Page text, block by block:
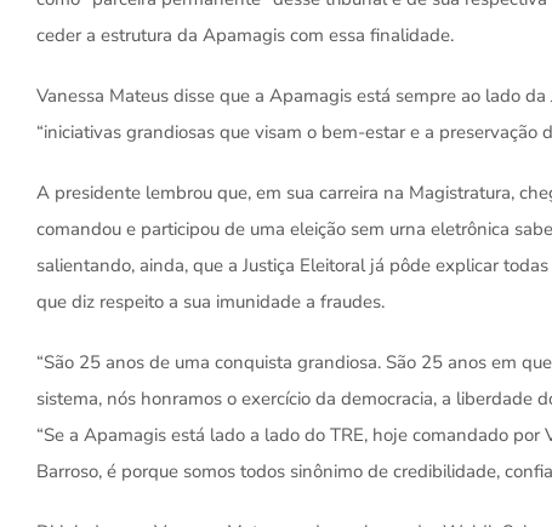
ceder a estrutura da Apamagis com essa finalidade.
Vanessa Mateus disse que a Apamagis está sempre ao lado
“iniciativas grandiosas que visam o bem-estar e a preservação
A presidente lembrou que, em sua carreira na Magistratura,
comandou e participou de uma eleição sem urna eletrônica
salientando, ainda, que a Justiça Eleitoral já pôde explicar
que diz respeito a sua imunidade a fraudes.
“São 25 anos de uma conquista grandiosa. São 25 anos em
sistema, nós honramos o exercício da democracia, a liberdade
“Se a Apamagis está lado a lado do TRE, hoje comandado
Barroso, é porque somos todos sinônimo de credibilidade,